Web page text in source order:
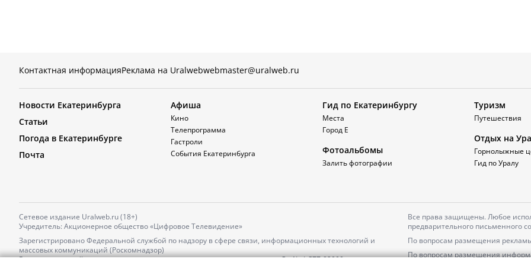
Контактная информацияРеклама на Uralwebwebmaster@uralweb.ru
Новости Екатеринбурга
Статьи
Погода в Екатеринбурге
Почта
Афиша
Кино
Телепрограмма
Гастроли
События Екатеринбурга
Гид по Екатеринбургу
Места
Город Е
Фотоальбомы
Залить фотографии
Туризм
Путешествия
Отдых на
Горнолыжные
Гид по Уралу
Сетевое издание Uralweb.ru (18+)
Учредитель: Акционерное общество «Цифровое Телевидение»
Зарегистрировано Федеральной службой по надзору в сфере связи, информационных технологий и
массовых коммуникаций (Роскомнадзор)
Регистрационный номер и дата принятия решения о регистрации: серияЭл № ФС77-82000
Все права защищены. Любое
предварительного письменного
По вопросам размещения
По вопросам размещения